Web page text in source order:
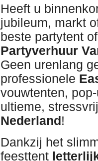
Heeft u
jubileum, markt
beste partytent
Partyverhuur
Geen urenlang
professionele
vouwtenten,
ultieme,
Nederland !
Dankzij het
feesttent